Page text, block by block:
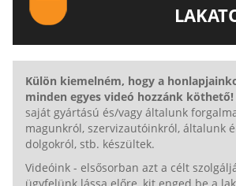
Külön kiemelném, hogy a
minden egyes videó hozzánk köthető!
saját gyártású és/vagy általunk
magunkról, szervizautóinkról, általunk
dolgokról, stb. készültek.
Videóink - elsősorban azt a célt